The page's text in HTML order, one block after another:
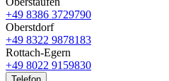
+49 8386 3729790
Oberstdorf
+49 8322 9878183
Rottach-Egern
+49 8022 9159830